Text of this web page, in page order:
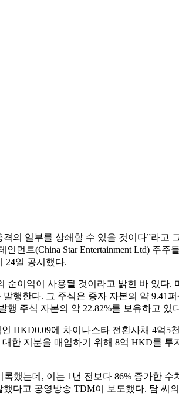
의 일부를 상쇄할 수 있을 것이다”라고
먼트(China Star Entertainment Ltd) 주주
24일 공시했다.
순이익이 사용될 것이라고 밝힌 바 있다.
행한다. 그 주식은 증자 자본의 약 9.41
행 주식 자본의 약 22.82%를 보유하고 있
HKD0.09에 차이나스타 전환사채 4억5
한 지분을 매입하기 위해 8억 HKD를 투
했는데, 이는 1년 전보다 86% 증가한 수
다고 공영방송 TDM이 보도했다. 탐 씨